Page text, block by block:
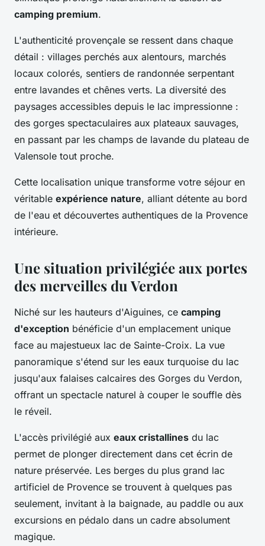
camping premium.
L'authenticité provençale se ressent dans chaque
détail : villages perchés aux alentours, marchés
locaux colorés, sentiers de randonnée serpentant
entre lavandes et chênes verts. La diversité des
paysages accessibles depuis le lac impressionne :
des gorges spectaculaires aux plateaux sauvages,
en passant par les champs de lavande du plateau de
Valensole tout proche.
Cette localisation unique transforme votre séjour en
véritable expérience nature, alliant détente au bord
de l'eau et découvertes authentiques de la Provence
intérieure.
Une situation privilégiée aux portes
des merveilles du Verdon
Niché sur les hauteurs d'Aiguines, ce camping
d'exception bénéficie d'un emplacement unique
face au majestueux lac de Sainte-Croix. La vue
panoramique s'étend sur les eaux turquoise du lac
jusqu'aux falaises calcaires des Gorges du Verdon,
offrant un spectacle naturel à couper le souffle dès
le réveil.
L'accès privilégié aux eaux cristallines du lac
permet de plonger directement dans cet écrin de
nature préservée. Les berges du plus grand lac
artificiel de Provence se trouvent à quelques pas
seulement, invitant à la baignade, au paddle ou aux
excursions en pédalo dans un cadre absolument
magique.